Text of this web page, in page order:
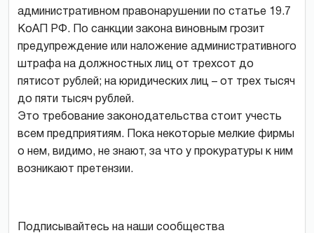
административном правонарушении по статье 19.7
КоАП РФ. По санкции закона виновным грозит
предупреждение или наложение административного
штрафа на должностных лиц от трехсот до
пятисот рублей; на юридических лиц – от трех тысяч
до пяти тысяч рублей.
Это требование законодательства стоит учесть
всем предприятиям. Пока некоторые мелкие фирмы
о нем, видимо, не знают, за что у прокуратуры к ним
возникают претензии.
Подписывайтесь на наши сообщества